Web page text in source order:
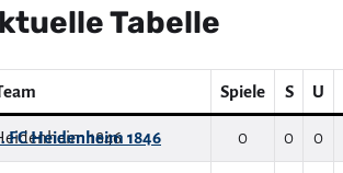
Tabelle
Spiele S U
FC Heidenheim 1846 0 0 0